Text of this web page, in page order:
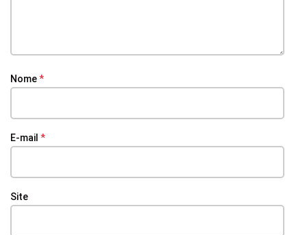
Nome*
E-mail *
Site